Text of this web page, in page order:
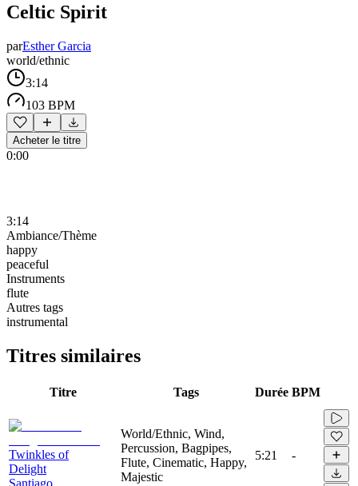
Celtic Spirit
parEsther Garcia
world/ethnic
3:14
103 BPM
Acheter le titre
0:00
3:14
Ambiance/Thème
happy
peaceful
Instruments
flute
Autres tags
instrumental
Titres similaires
Titre Tags Durée BPM
Twinkles of
Delight
Santiago
World/Ethnic, Wind,
Percussion, Bagpipes,
Flute, Cinematic, Happy,
Majestic
5:21 -